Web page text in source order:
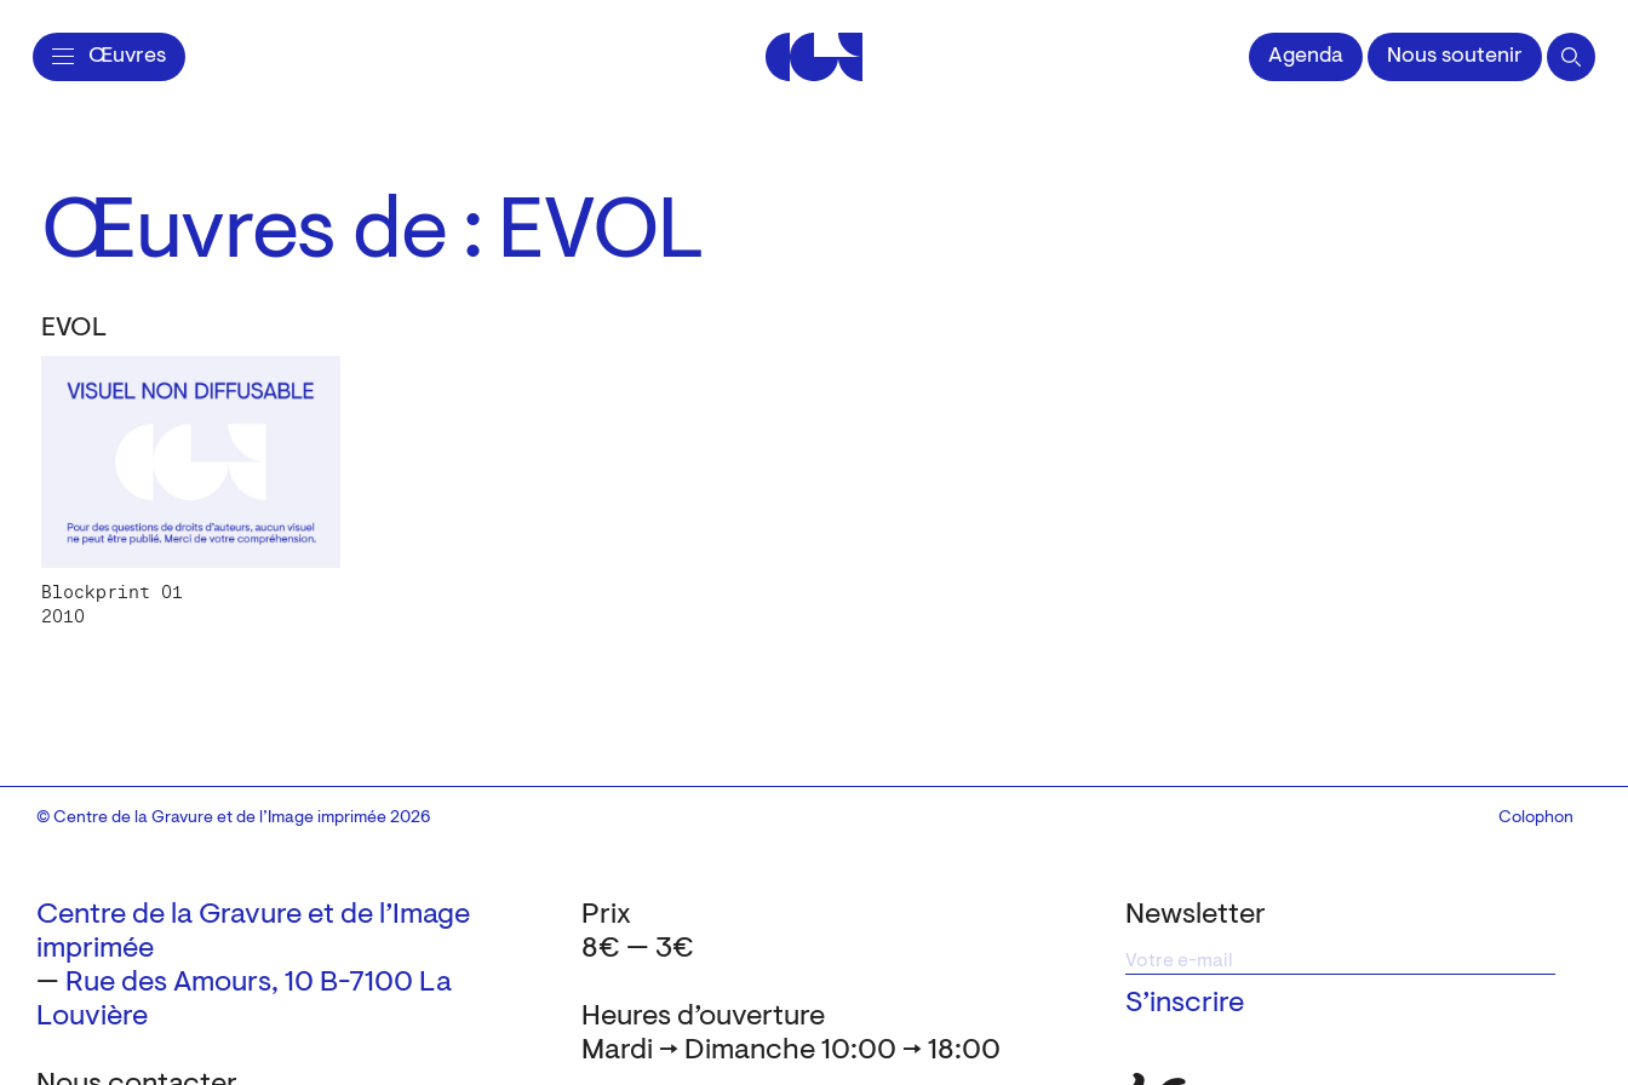
Œuvres Centre de la Gravure et de l'Image impriméeAgenda Nous soutenir
Œuvres de : EVOL
EVOL
Blockprint 01
2010
Centre de la Gravure et de l’Image
imprimée
— Rue des Amours, 10 B-7100 La
Louvière
Newsletter
Heures d’ouverture
Mardi → Dimanche 10:00 → 18:00
Prix
8€ — 3€
© Centre de la Gravure et de l’Image imprimée 2026 Colophon
Design:Marcel